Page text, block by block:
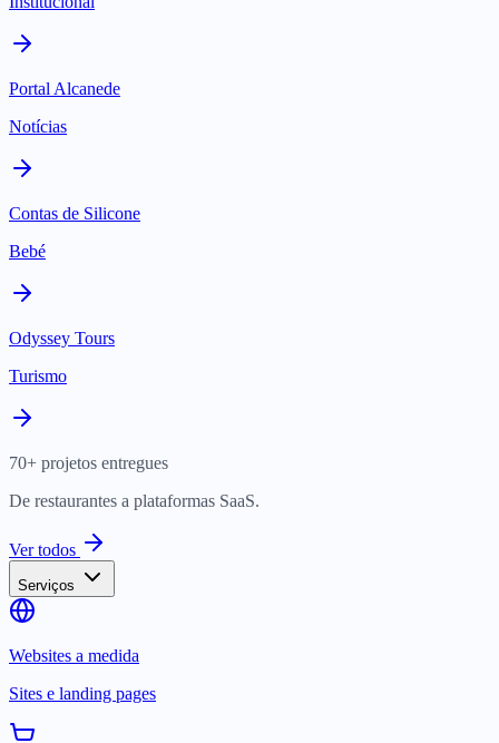
Portal Alcanede
Notícias
Contas de Silicone
Bebé
Odyssey Tours
Turismo
70+ projetos entregues
De restaurantes a plataformas SaaS.
Ver todos
Serviços
Websites a medida
Sites e landing pages